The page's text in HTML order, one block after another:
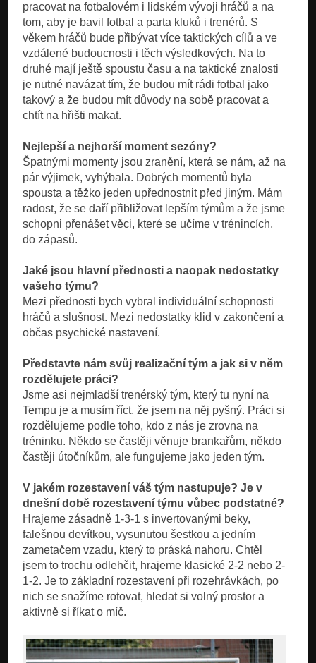
pracovat na fotbalovém i lidském vývoji hráčů a na
tom, aby je bavil fotbal a parta kluků i trenérů. S
věkem hráčů bude přibývat více taktických cílů a ve
vzdálené budoucnosti i těch výsledkových. Na to
druhé mají ještě spoustu času a na taktické znalosti
je nutné navázat tím, že budou mít rádi fotbal jako
takový a že budou mít důvody na sobě pracovat a
chtít na hřišti makat.
Nejlepší a nejhorší moment sezóny?
Špatnými momenty jsou zranění, která se nám, až na
pár výjimek, vyhýbala. Dobrých momentů byla
spousta a těžko jeden upřednostnit před jiným. Mám
radost, že se daří přibližovat lepším týmům a že jsme
schopni přenášet věci, které se učíme v trénincích,
do zápasů.
Jaké jsou hlavní přednosti a naopak nedostatky
vašeho týmu?
Mezi přednosti bych vybral individuální schopnosti
hráčů a slušnost. Mezi nedostatky klid v zakončení a
občas psychické nastavení.
Představte nám svůj realizační tým a jak si v něm
rozdělujete práci?
Jsme asi nejmladší trenérský tým, který tu nyní na
Tempu je a musím říct, že jsem na něj pyšný. Práci si
rozdělujeme podle toho, kdo z nás je zrovna na
tréninku. Někdo se častěji věnuje brankařům, někdo
častěji útočníkům, ale fungujeme jako jeden tým.
V jakém rozestavení váš tým nastupuje? Je v
dnešní době rozestavení týmu vůbec podstatné?
Hrajeme zásadně 1-3-1 s invertovanými beky,
falešnou devítkou, vysunutou šestkou a jedním
zametačem vzadu, který to práská nahoru. Chtěl
jsem to trochu odlehčit, hrajeme klasické 2-2 nebo 2-
1-2. Je to základní rozestavení při rozehrávkách, po
nich se snažíme rotovat, hledat si volný prostor a
aktivně si říkat o míč.